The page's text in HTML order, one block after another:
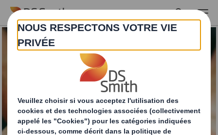
Skip to main content